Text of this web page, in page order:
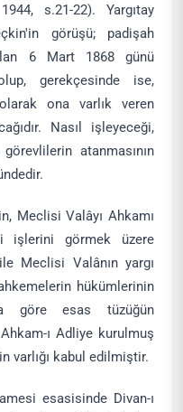
s.21-22). Yargıtay
görüşü; padişah
6 Mart 1868 günü
gerekçesinde ise,
ona varlık veren
Nasıl işleyeceği,
atanmasının
Meclisi Valâyı Ahkamı
işlerini görmek üzere
Meclisi Valânın yargı
hükümlerinin
göre esas tüzüğün
ı Adliye kurulmuş
varlığı kabul edilmiştir.
esasisinde Divan-ı